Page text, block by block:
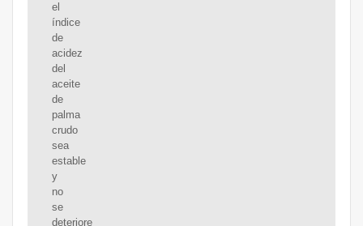
el
índice
de
acidez
del
aceite
de
palma
crudo
sea
estable
y
no
se
deteriore